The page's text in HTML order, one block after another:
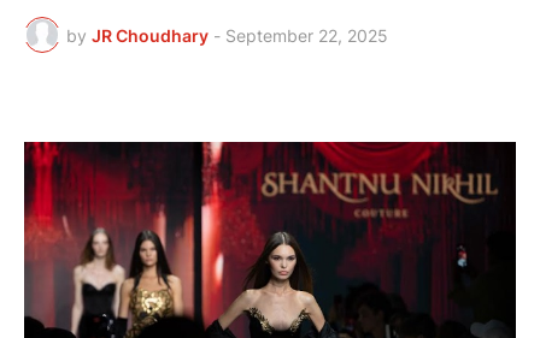
by JR Choudhary - September 22, 2025